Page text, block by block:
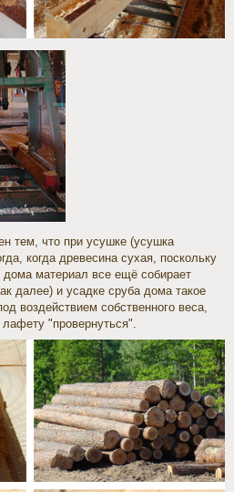
тем, что при усушке (усушка
когда древесина сухая, поскольку
дома материал все ещё собирает
далее) и усадке сруба дома такое
воздействием собственного веса,
"провернуться".